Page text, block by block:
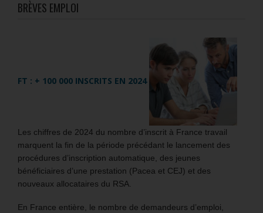
BRÈVES EMPLOI
FT : + 100 000 INSCRITS EN 2024
Les chiffres de 2024 du nombre d’inscrit à France travail
marquent la fin de la période précédant le lancement des
procédures d’inscription automatique, des jeunes
bénéficiaires d’une prestation (Pacea et CEJ) et des
nouveaux allocataires du RSA.
En France entière, le nombre de demandeurs d’emploi,